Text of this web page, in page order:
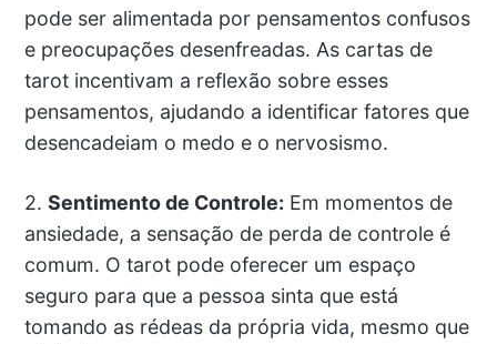
pode ser alimentada por pensamentos confusos
e preocupações desenfreadas. As cartas de
tarot incentivam a reflexão sobre esses
pensamentos, ajudando a identificar fatores que
desencadeiam o medo e o nervosismo.
2. Sentimento de Controle: Em momentos de
ansiedade, a sensação de perda de controle é
comum. O tarot pode oferecer um espaço
seguro para que a pessoa sinta que está
tomando as rédeas da própria vida, mesmo que